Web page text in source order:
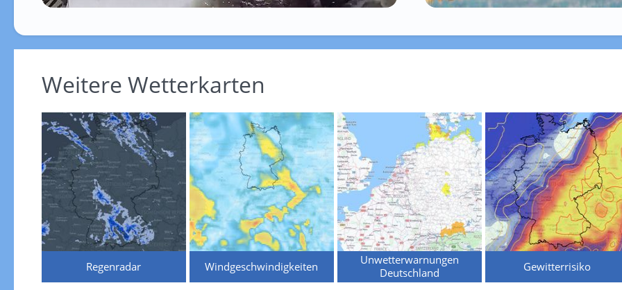
Weitere Wetterkarten
Regenradar Windgeschwindigkeiten
Unwetterwarnungen
Deutschland
Gewitterrisiko